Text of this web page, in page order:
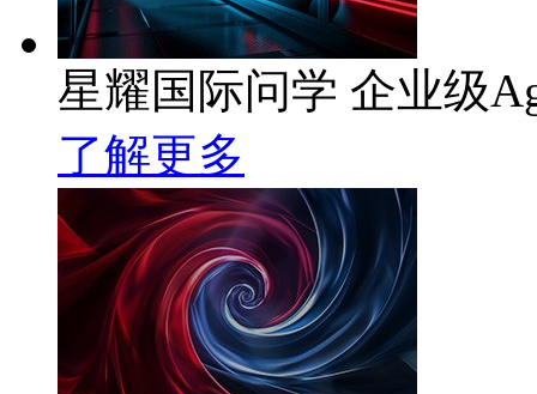
星耀国际问学 企业级
了解更多